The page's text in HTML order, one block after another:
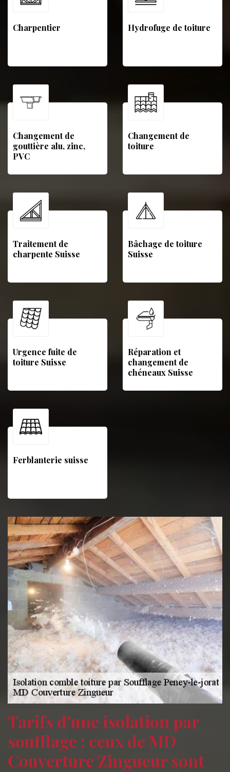
Charpentier Hydrofuge de toiture
Changement de
gouttière alu, zinc,
PVC
Changement de
toiture
Traitement de
charpente Suisse
Bâchage de toiture
Suisse
Urgence fuite de
toiture Suisse
Réparation et
changement de
chéneaux Suisse
Ferblanterie suisse
Tarifs d’une isolation par
soufflage : ceux de MD
Couverture Zingueur sont